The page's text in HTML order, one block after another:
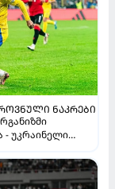
ᲜᲐᲙᲠᲔᲑᲘ
- უკრაინელი